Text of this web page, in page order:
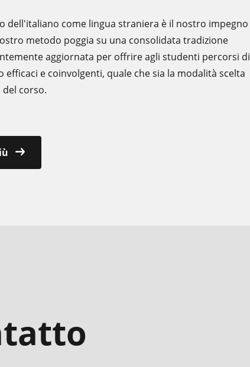
dell'italiano come lingua straniera è il nostro impegno
metodo poggia su una consolidata tradizione
aggiornata per offrire agli studenti percorsi di
e coinvolgenti, quale che sia la modalità scelta
corso.